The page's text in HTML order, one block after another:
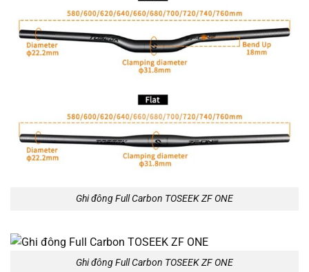
Ghi đông Full Carbon TOSEEK ZF ONE
Ghi đông Full Carbon TOSEEK ZF ONE